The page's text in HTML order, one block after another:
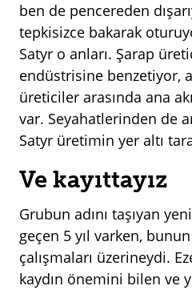
ben de pencereden
tepkisizce bakarak
Satyr o anları. Şarap
endüstrisine benzetiyor,
üreticiler arasında ana
var. Seyahatlerinden de
Satyr üretimin yer altı
Ve kayıttayız
Grubun adını taşıyan
geçen 5 yıl varken,
çalışmaları üzerineydi.
kaydın önemini bilen ve